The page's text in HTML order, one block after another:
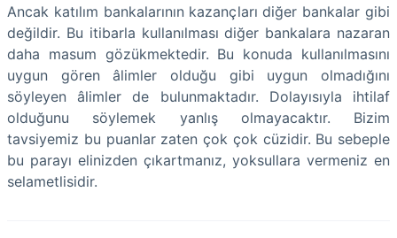
Ancak katılım bankalarının kazançları diğer bankalar gibi
değildir. Bu itibarla kullanılması diğer bankalara nazaran
daha masum gözükmektedir. Bu konuda kullanılmasını
uygun gören âlimler olduğu gibi uygun olmadığını
söyleyen âlimler de bulunmaktadır. Dolayısıyla ihtilaf
olduğunu söylemek yanlış olmayacaktır. Bizim
tavsiyemiz bu puanlar zaten çok çok cüzidir. Bu sebeple
bu parayı elinizden çıkartmanız, yoksullara vermeniz en
selametlisidir.